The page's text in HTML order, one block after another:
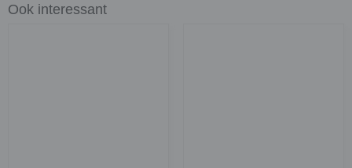
Ook interessant